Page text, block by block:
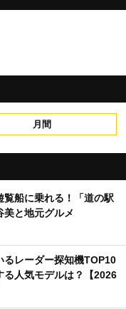
月間
覧船に乗れる！「道の駅
美と地元グルメ
るレーダー探知機TOP10
る人気モデルは？【2026